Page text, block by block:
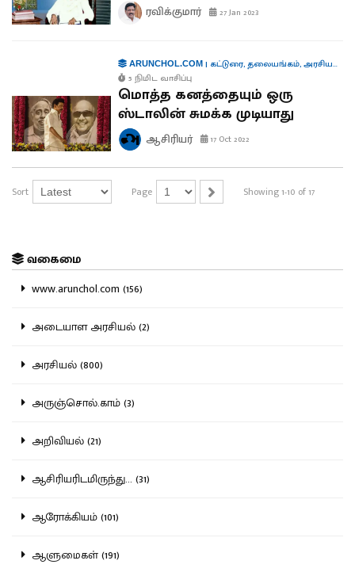
ரவிக்குமார் 27 Jan 2023
ARUNCHOL.COM| கட்டுரை,தலையங்கம்,அரசியல்
5 நிமிட வாசிப்பு
மொத்த கனத்தையும் ஒரு
ஸ்டாலின் சுமக்க முடியாது
ஆசிரியர் 17 Oct 2022
Sort Page Showing 1-10 of 17
வகைமை
www.arunchol.com (156)
அடையாள அரசியல் (2)
அரசியல் (800)
அருஞ்சொல்.காம் (3)
அறிவியல் (21)
ஆசிரியரிடமிருந்து... (31)
ஆரோக்கியம் (101)
ஆளுமைகள் (191)